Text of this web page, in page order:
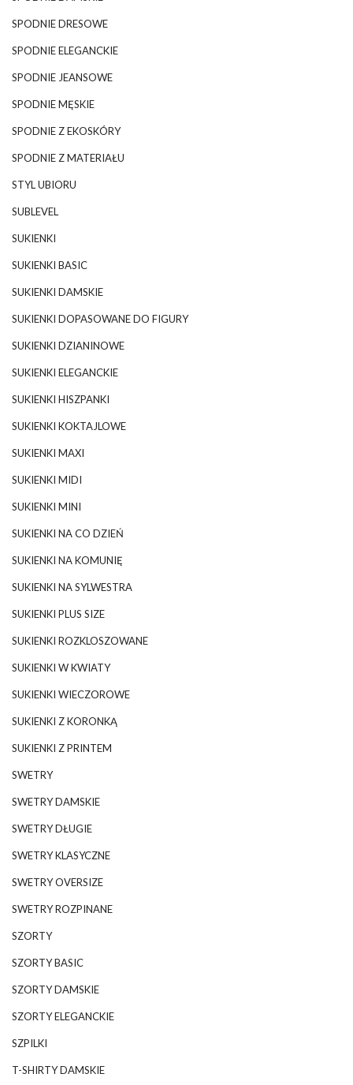
SPODNIE DRESOWE
SPODNIE ELEGANCKIE
SPODNIE JEANSOWE
SPODNIE MĘSKIE
SPODNIE Z EKOSKÓRY
SPODNIE Z MATERIAŁU
STYL UBIORU
SUBLEVEL
SUKIENKI
SUKIENKI BASIC
SUKIENKI DAMSKIE
SUKIENKI DOPASOWANE DO FIGURY
SUKIENKI DZIANINOWE
SUKIENKI ELEGANCKIE
SUKIENKI HISZPANKI
SUKIENKI KOKTAJLOWE
SUKIENKI MAXI
SUKIENKI MIDI
SUKIENKI MINI
SUKIENKI NA CO DZIEŃ
SUKIENKI NA KOMUNIĘ
SUKIENKI NA SYLWESTRA
SUKIENKI PLUS SIZE
SUKIENKI ROZKLOSZOWANE
SUKIENKI W KWIATY
SUKIENKI WIECZOROWE
SUKIENKI Z KORONKĄ
SUKIENKI Z PRINTEM
SWETRY
SWETRY DAMSKIE
SWETRY DŁUGIE
SWETRY KLASYCZNE
SWETRY OVERSIZE
SWETRY ROZPINANE
SZORTY
SZORTY BASIC
SZORTY DAMSKIE
SZORTY ELEGANCKIE
SZPILKI
T-SHIRTY DAMSKIE